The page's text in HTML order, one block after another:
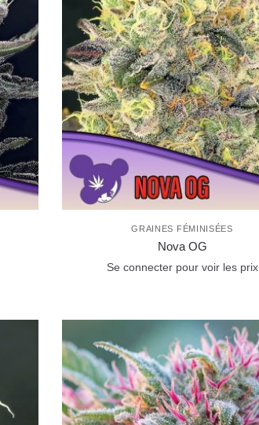
GRAINES FÉMINISÉES
Nova OG
Se connecter pour voir les prix